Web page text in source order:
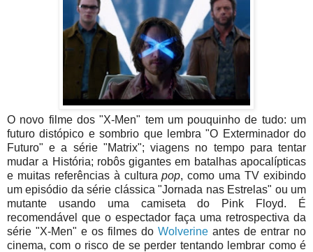
O novo filme dos "X-Men" tem um pouquinho de tudo: um
futuro distópico e sombrio que lembra "O Exterminador do
Futuro" e a série "Matrix"; viagens no tempo para tentar
mudar a História; robôs gigantes em batalhas apocalípticas
e muitas referências à culturapop, como uma TV exibindo
um episódio da série clássica "Jornada nas Estrelas" ou um
mutante usando uma camiseta do Pink Floyd. É
recomendável que o espectador faça uma retrospectiva da
série "X-Men" e os filmes do Wolverine antes de entrar no
cinema, com o risco de se perder tentando lembrar como é